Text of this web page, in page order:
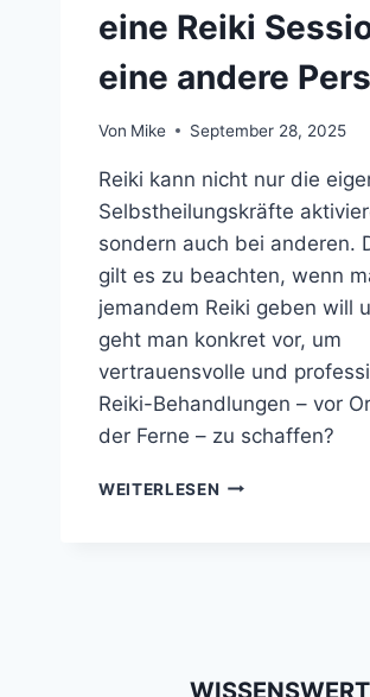
eine Reiki
eine andere
Von Mike September 28, 2025
Reiki kann nicht nur die
Selbstheilungskräfte
sondern auch bei anderen.
gilt es zu beachten, wenn
jemandem Reiki geben will
geht man konkret vor, um
vertrauensvolle und
Reiki-Behandlungen – vor
der Ferne – zu schaffen?
WEITERLESEN JEMANDEM
SESSION